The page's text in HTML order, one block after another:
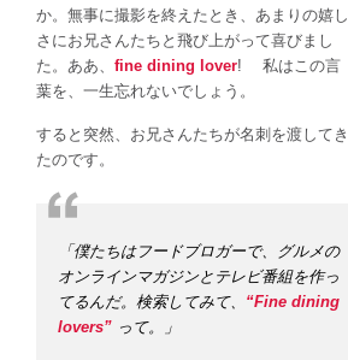
か。無事に撮影を終えたとき、あまりの嬉し
さにお兄さんたちと飛び上がって喜びまし
た。ああ、 fine dining lover! 私はこの言
葉を、一生忘れないでしょう。
すると突然、お兄さんたちが名刺を渡してき
たのです。
「僕たちはフードブロガーで、グルメの
オンラインマガジンとテレビ番組を作っ
てるんだ。検索してみて、 “Fine dining
lovers” って。」